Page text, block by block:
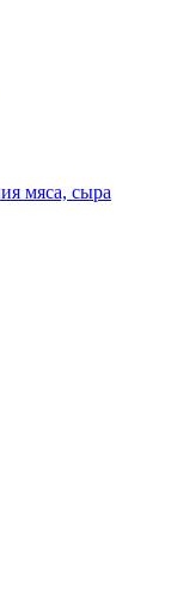
мяса, сыра